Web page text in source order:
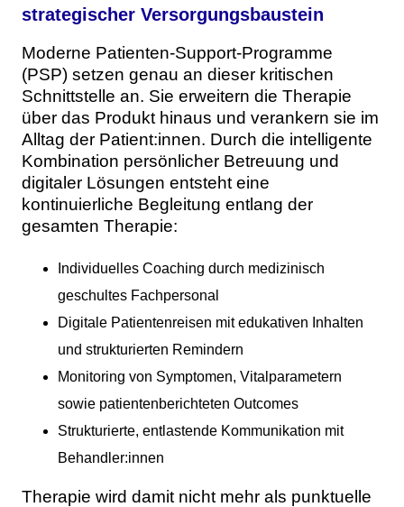
strategischer Versorgungsbaustein
Moderne Patienten-Support-Programme
(PSP) setzen genau an dieser kritischen
Schnittstelle an. Sie erweitern die Therapie
über das Produkt hinaus und verankern sie im
Alltag der Patient:innen. Durch die intelligente
Kombination persönlicher Betreuung und
digitaler Lösungen entsteht eine
kontinuierliche Begleitung entlang der
gesamten Therapie:
Individuelles Coaching durch medizinisch
geschultes Fachpersonal
Digitale Patientenreisen mit edukativen Inhalten
und strukturierten Remindern
Monitoring von Symptomen, Vitalparametern
sowie patientenberichteten Outcomes
Strukturierte, entlastende Kommunikation mit
Behandler:innen
Therapie wird damit nicht mehr als punktuelle